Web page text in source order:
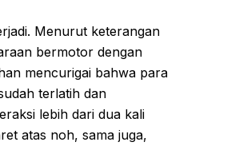
Menurut keterangan
bermotor dengan
mencurigai bahwa para
terlatih dan
lebih dari dua kali
atas noh, sama juga,